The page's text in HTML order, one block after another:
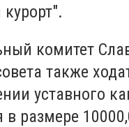
комитет
также
уставного
в размере